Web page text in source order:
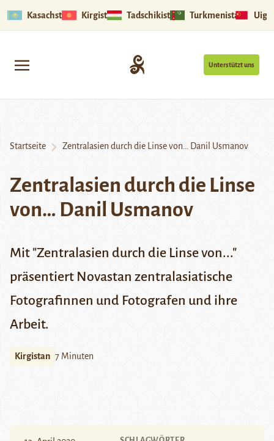
Kasachstan Kirgistan Tadschikistan Turkmenistan
Unterstützt uns
Startseite Zentralasien durch die Linse von… Danil Usmanov
Zentralasien durch die Linse
von… Danil Usmanov
Mit "Zentralasien durch die Linse von..."
präsentiert Novastan zentralasiatische
Fotografinnen und Fotografen und ihre
Arbeit.
Kirgistan 7 Minuten